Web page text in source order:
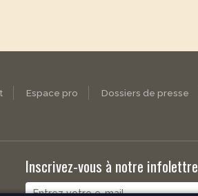
Espace pro Dossiers de presse
Inscrivez-vous à notre infolettre